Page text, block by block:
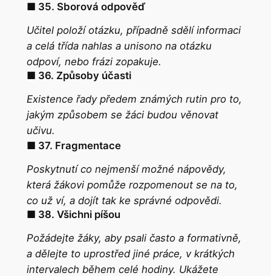
■ 35. Sborová odpověď
Učitel položí otázku, případně sdělí informaci
a celá třída nahlas a unisono na otázku
odpoví, nebo frázi zopakuje.
■ 36. Způsoby účasti
Existence řady předem známých rutin pro to,
jakým způsobem se žáci budou věnovat
učivu.
■ 37. Fragmentace
Poskytnutí co nejmenší možné nápovědy,
která žákovi pomůže rozpomenout se na to,
co už ví, a dojít tak ke správné odpovědi.
■ 38. Všichni píšou
Požádejte žáky, aby psali často a formativně,
a dělejte to uprostřed jiné práce, v krátkých
intervalech během celé hodiny. Ukážete